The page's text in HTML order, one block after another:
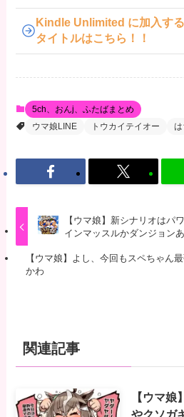
Kindle Unlimited に加入す
タイトルはこちら！！
5ch、おんj、ふたばまとめ
ウマ娘LINE
トウカイテイオー
【ウマ娘】新シナリオはパ
インマッスルかダンジョン
【ウマ娘】よし、今回もスペちゃん
かわ
関連記事
【ウマ